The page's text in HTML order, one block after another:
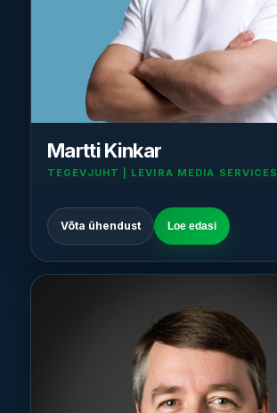
Martti Kinkar
TEGEVJUHT | LEVIRA MEDIA SERVICES
Võta ühendust Loe edasi